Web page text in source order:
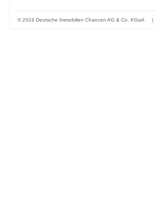
© 2024 Deutsche Immobilien Chancen AG & Co. KGaA |